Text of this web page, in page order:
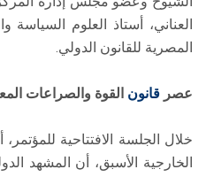
العناني، أستاذ العلوم السياسة
المصرية للقانون الدولي.
عصر قانون القوة والصراعات
خلال الجلسة الافتتاحية
الخارجية الأسبق، أن المشهد